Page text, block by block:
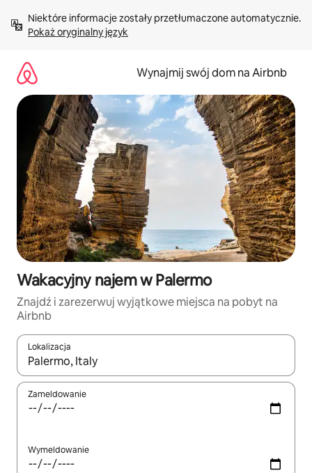
treści Pokaż oryginalny język
Wynajmij swój dom na Airbnb
Wakacyjny najem w Palermo
Znajdź i zarezerwuj wyjątkowe miejsca na pobyt na
Airbnb
Lokalizacja
Gdy wyniki będą dostępne, możesz poruszać się po nich za
Zameldowanie
Wymeldowanie